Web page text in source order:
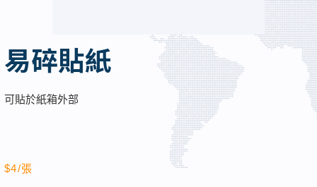
易碎貼紙
可貼於紙箱外部
$4/張